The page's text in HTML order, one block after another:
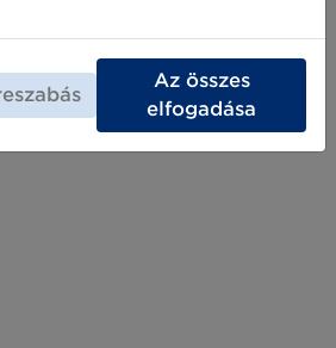
Az összes
elfogadása